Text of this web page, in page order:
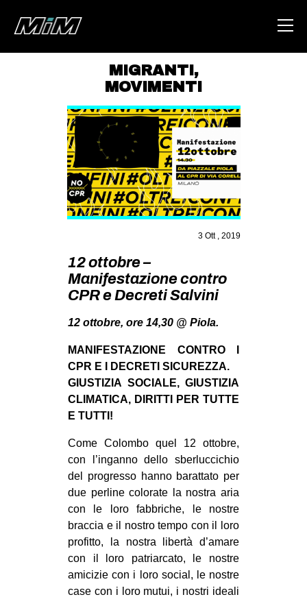
HOME
ABOUT
AREA
DEGENERAZIONE
GAZA FREESTYLE
CSOA LAMBRETTA
STUDENTI TSUNAMI
ZAM
SPAZI
SPORT POPOLARE
AMBIENTE
ANTIFASCISMO
DIRITTO ALL’ABITARE
GENERI
MIGRAZIONI
PRECARIATO
REPRESSIONE
MIGRANTI ,
MOVIMENTI
3 Ott , 2019
12 ottobre –
Manifestazione contro
CPR e Decreti Salvini
12 ottobre, ore 14,30 @ Piola.
MANIFESTAZIONE CONTRO I
CPR E I DECRETI SICUREZZA.
GIUSTIZIA SOCIALE, GIUSTIZIA
CLIMATICA, DIRITTI PER TUTTE
E TUTTI!
Come Colombo quel 12 ottobre,
con l’inganno dello sberluccichio
del progresso hanno barattato per
due perline colorate la nostra aria
con le loro fabbriche, le nostre
braccia e il nostro tempo con il loro
profitto, la nostra libertà d’amare
con il loro patriarcato, le nostre
amicizie con i loro social, le nostre
case con i loro mutui, i nostri ideali